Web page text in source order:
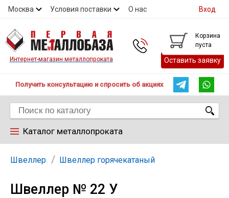
Москва Условия поставки О нас
Контакты
Вход
Интернет-магазин металлопроката
Корзина
пуста
Оставить заявку
Получить консультацию и спросить об акциях
Каталог металлопроката
Арматура
Труба
Швеллер Швеллер горячекатаный
Швеллер № 22 У